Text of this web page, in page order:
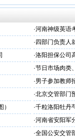
·河南神级英语
· 四部门负责人
·洛阳担保公司
·节日市场肉类
·男子参加教师
·北京交管部门
·千粒洛阳牡丹
·河南省安阳军
·全国公安交管